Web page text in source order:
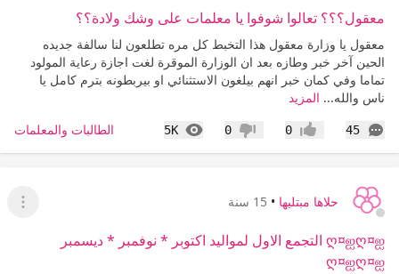
معقول؟؟؟ تعالوا شوفوا يا معلمات على وشك ولادة؟؟
معقول يا وزارة معقول هذا التخبط كل مره تطلعون لنا سالفة جديده
الحين آخر خبر وطازه بعد ان الوزارة الموقرة لغت اجازة رعاية المولود
تماما وفي كمان خبر انهم بيلغون الاستثنائي او بيربطونه بترم كامل يا
ناس والله... المزيد
45
التعليقات إعجاب0 عدم إعجاب
0
5K
المشاهدات الطالبات والمعلمات
حلاها مبتليها • 15 سنة
عرض
ღ¤ஐღ¤ஐ التجمع الاول لمواليد اكتوبر * نوفمبر * ديسمبر
ღ¤ஐღ¤ஐ